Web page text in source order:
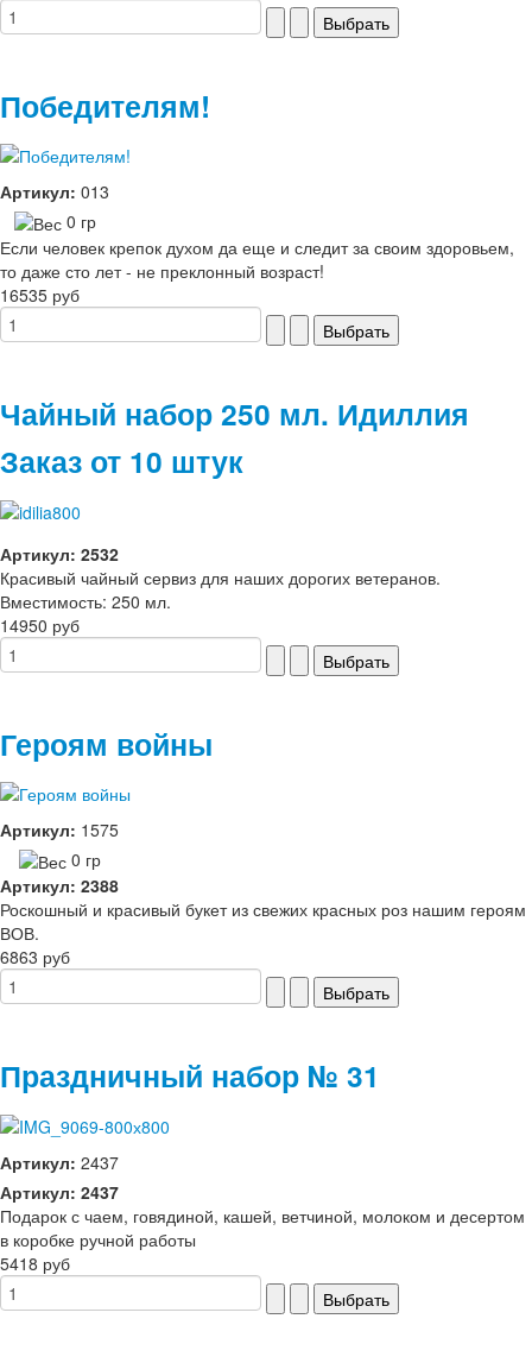
Победителям!
Артикул: 013
0 гр
Если человек крепок духом да еще и следит за своим здоровьем,
то даже сто лет - не преклонный возраст!
16535 руб
Чайный набор 250 мл. Идиллия
Заказ от 10 штук
Артикул: 2532
Красивый чайный сервиз для наших дорогих ветеранов.
Вместимость: 250 мл.
14950 руб
Героям войны
Артикул: 1575
0 гр
Артикул: 2388
Роскошный и красивый букет из свежих красных роз нашим героям
ВОВ.
6863 руб
Праздничный набор № 31
Артикул: 2437
Артикул: 2437
Подарок с чаем, говядиной, кашей, ветчиной, молоком и десертом
в коробке ручной работы
5418 руб